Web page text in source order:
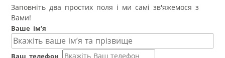
Заповніть два простих поля і ми самі зв'яжемося з
Вами!
Ваше ім’я
Ваш телефон